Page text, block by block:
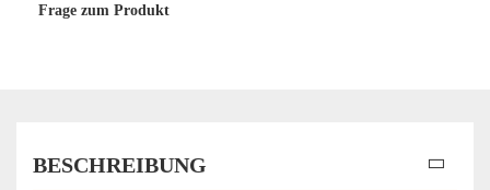
Frage zum Produkt
BESCHREIBUNG